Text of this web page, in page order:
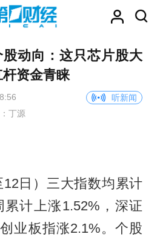
动向：这只芯片股大
资金青睐
听新闻
丁源
日）三大指数均累计
计上涨1.52%，深证
业板指涨2.1%。个股